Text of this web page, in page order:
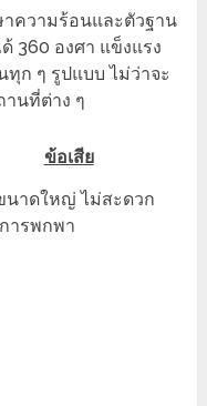
ความร้อนและตัวฐาน
360 องศา แข็งแรง
ก ๆ รูปแบบ ไม่ว่าจะ
านที่ต่าง ๆ
ข้อเสีย
นาดใหญ่ ไม่สะดวก
ารพกพา